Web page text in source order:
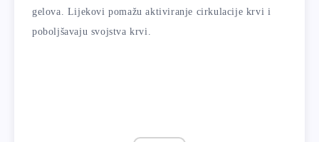
gelova. Lijekovi pomažu aktiviranje cirkulacije krvi i
poboljšavaju svojstva krvi.